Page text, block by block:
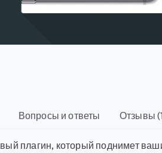
Вопросы и ответы Отзывы
плагин, который поднимет